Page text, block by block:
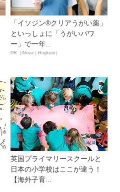
「イソジン®クリアうがい薬」
といっしょに「うがいパワ
ー」で一年...
PR（iNova｜Hugkum）
英国プライマリースクールと
日本の小学校はここが違う！
【海外子育...